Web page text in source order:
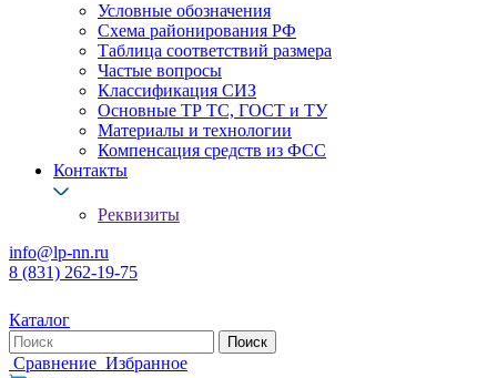
Условные обозначения
Схема районирования РФ
Таблица соответствий размера
Частые вопросы
Классификация СИЗ
Основные ТР ТС, ГОСТ и ТУ
Материалы и технологии
Компенсация средств из ФСС
Контакты
Реквизиты
info@lp-nn.ru
8 (831) 262-19-75
Каталог
Сравнение Избранное